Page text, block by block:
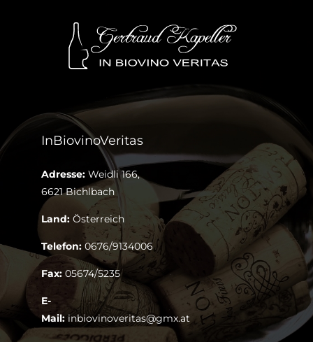
InBiovinoVeritas
Adresse: Weidli 166,
6621 Bichlbach
Land: Österreich
Telefon: 0676/9134006
Fax: 05674/5235
E-
Mail: inbiovinoveritas@gmx.at